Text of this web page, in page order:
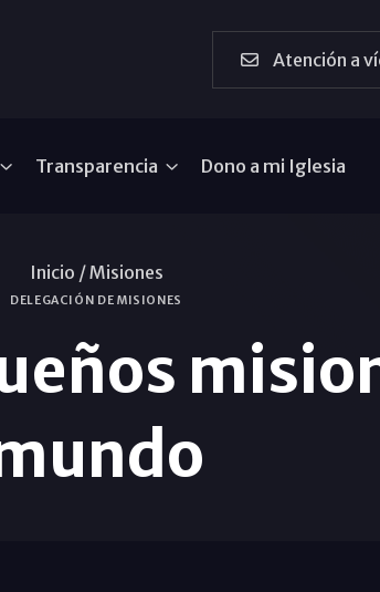
Atención a
Transparencia Dono a mi Iglesia
Inicio /Misiones
DELEGACIÓN DE MISIONES